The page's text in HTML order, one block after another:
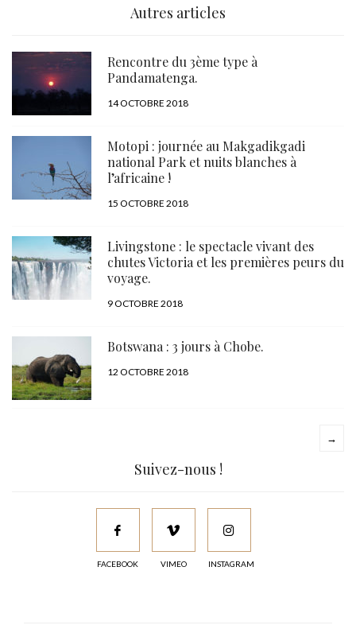
Autres articles
Rencontre du 3ème type à
Pandamatenga.
PUBLIÉ
14 OCTOBRE 2018
Motopi : journée au Makgadikgadi
national Park et nuits blanches à
l’africaine !
PUBLIÉ
15 OCTOBRE 2018
Livingstone : le spectacle vivant des
chutes Victoria et les premières peurs du
voyage.
PUBLIÉ
9 OCTOBRE 2018
Botswana : 3 jours à Chobe.
PUBLIÉ
12 OCTOBRE 2018
→
Suivez-nous !
FACEBOOK VIMEO INSTAGRAM